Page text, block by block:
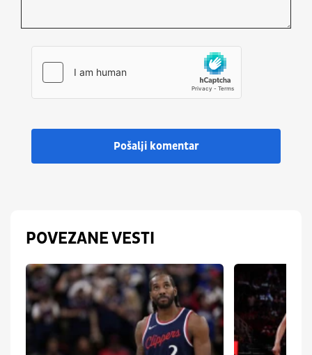
Pošalji komentar
POVEZANE VESTI